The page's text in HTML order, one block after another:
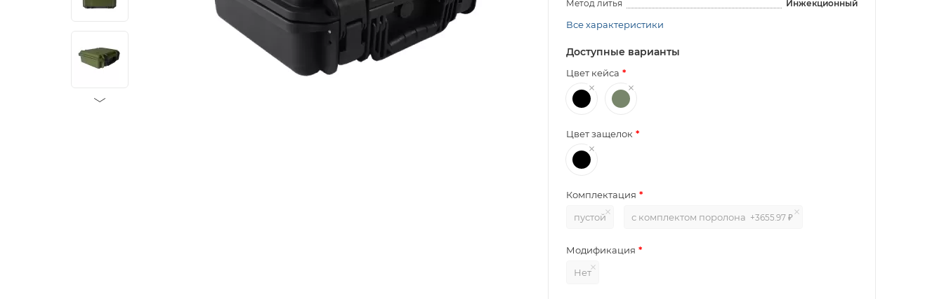
Метод литья
Инжекционный
Все характеристики
Доступные варианты
Цвет кейса
Цвет защелок
Комплектация
пустой
с комплектом поролона +3655.97 ₽
Модификация
Нет